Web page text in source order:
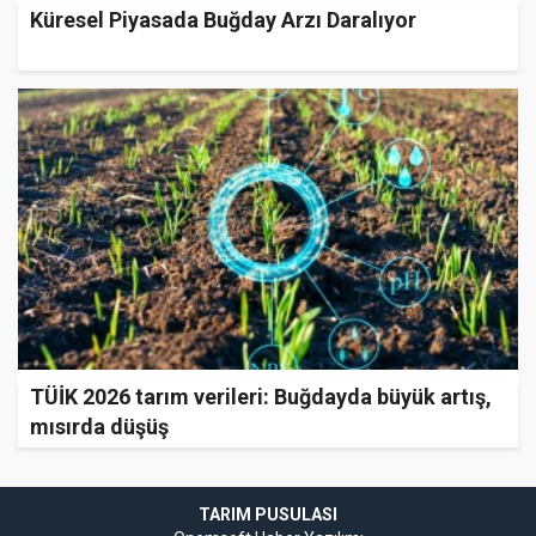
Küresel Piyasada Buğday Arzı Daralıyor
TÜİK 2026 tarım verileri: Buğdayda büyük artış,
mısırda düşüş
TARIM PUSULASI